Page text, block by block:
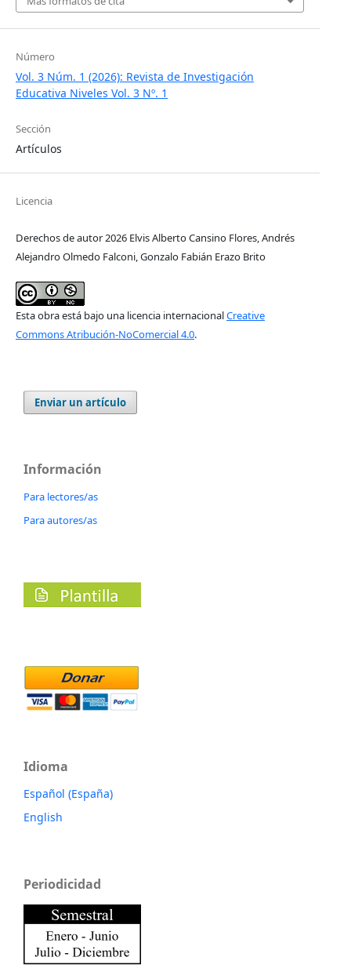
Número
Vol. 3 Núm. 1 (2026): Revista de Investigación
Educativa Niveles Vol. 3 Nº. 1
Sección
Artículos
Licencia
Derechos de autor 2026 Elvis Alberto Cansino Flores, Andrés
Alejandro Olmedo Falconi, Gonzalo Fabián Erazo Brito
Esta obra está bajo una licencia internacionalCreative
Commons Atribución-NoComercial 4.0.
Enviar un artículo
Información
Para lectores/as
Para autores/as
Idioma
Español (España)
English
Periodicidad